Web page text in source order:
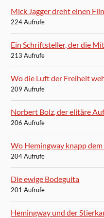
Mick Jagger dreht einen
224 Aufrufe
Ein Schriftsteller, der die
213 Aufrufe
Wo die Luft der Freiheit
209 Aufrufe
Norbert Bolz, der elitäre
206 Aufrufe
Wo Hemingway knapp dem
204 Aufrufe
Die ewige Bodeguita
201 Aufrufe
Hemingway und der